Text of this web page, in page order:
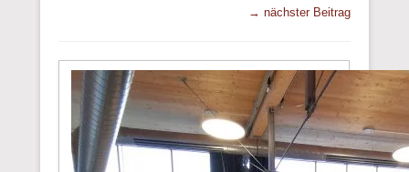
→ nächster Beitrag